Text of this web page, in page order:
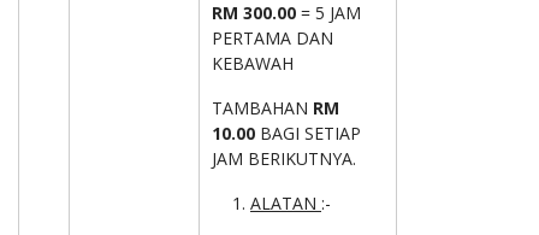
RM 300.00 = 5 JAM
PERTAMA DAN
KEBAWAH
TAMBAHAN RM
10.00 BAGI SETIAP
JAM BERIKUTNYA.
ALATAN :-